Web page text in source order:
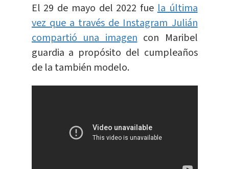
El 29 de mayo del 2022 fuela última
vez que a través de Instagram Julián
compartió una imagencon Maribel
guardia a propósito del cumpleaños
de la también modelo.